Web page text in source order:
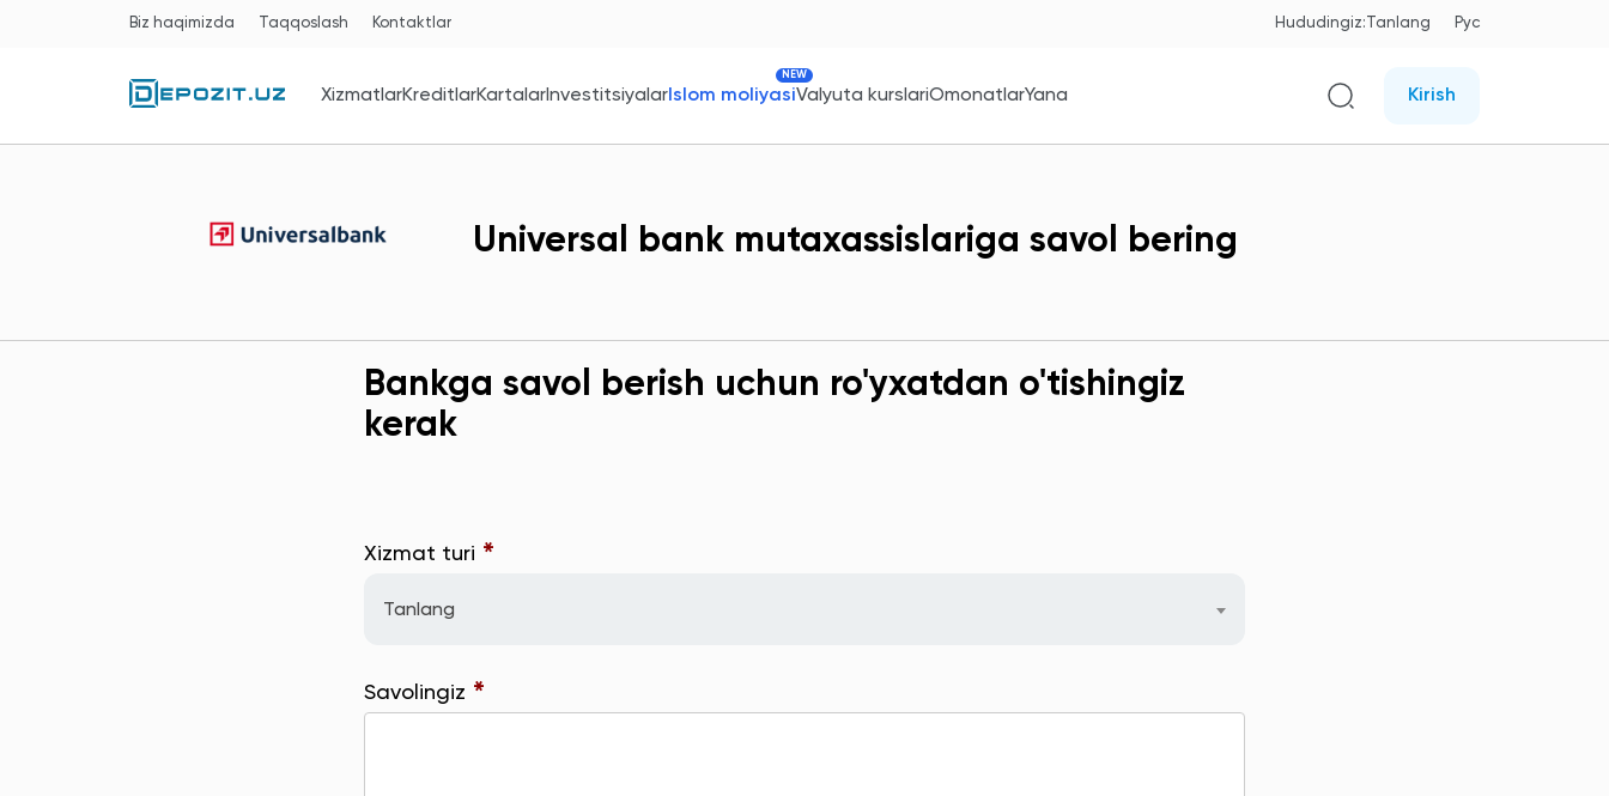
Biz haqimizda Taqqoslash Kontaktlar Hududingiz:Tanlang Рус
XizmatlarKreditlarKartalarInvestitsiyalarIslom moliyasi
NEW
Valyuta kurslariOmonatlarYana Kirish
Universal bank mutaxassislariga savol bering
Bankga savol berish uchun ro'yxatdan o'tishingiz
kerak
Xizmat turi *
Tanlang
Savolingiz *